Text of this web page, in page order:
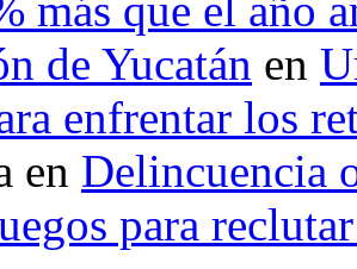
de Yucatán en
enfrentar los
en Delincuencia
para